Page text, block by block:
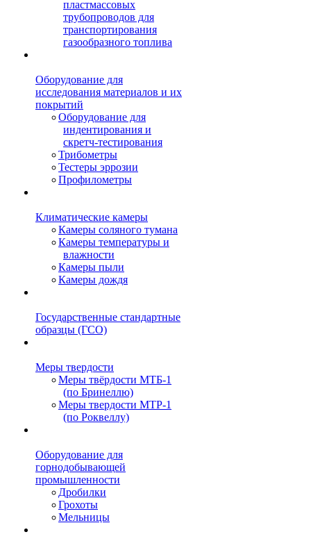
пластмассовых
трубопроводов для
транспортирования
газообразного топлива
Оборудование для
исследования материалов и их
покрытий
Оборудование для
индентирования и
скретч-тестирования
Трибометры
Тестеры эррозии
Профилометры
Климатические камеры
Камеры соляного тумана
Камеры температуры и
влажности
Камеры пыли
Камеры дождя
Государственные стандартные
образцы (ГСО)
Меры твердости
Меры твёрдости МТБ-1
(по Бринеллю)
Меры твердости МТР-1
(по Роквеллу)
Оборудование для
горнодобывающей
промышленности
Дробилки
Грохоты
Мельницы